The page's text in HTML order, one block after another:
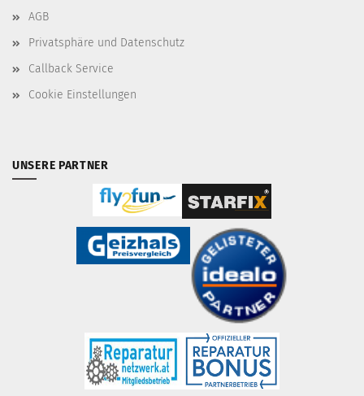
AGB
Privatsphäre und Datenschutz
Callback Service
Cookie Einstellungen
UNSERE PARTNER